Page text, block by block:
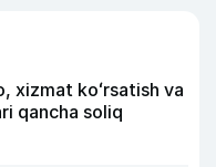
xizmat koʻrsatish va
qancha soliq